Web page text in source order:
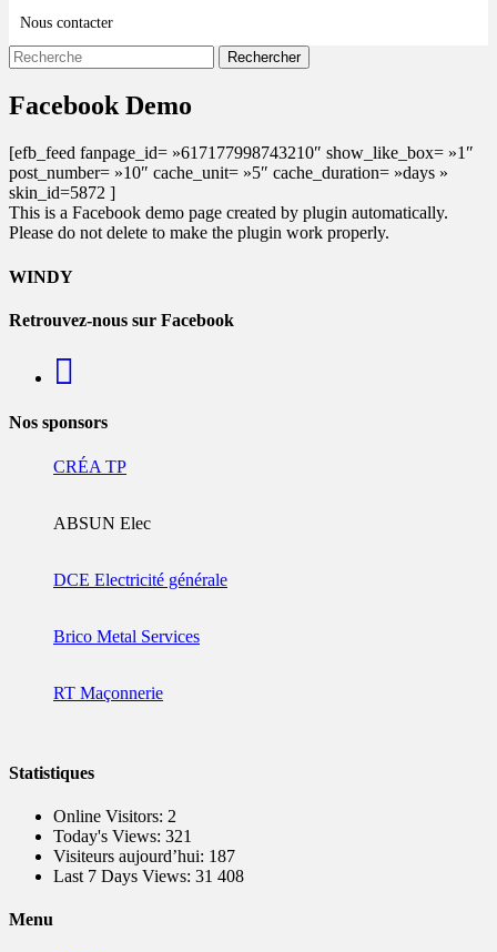
Nous contacter
Recherche
Rechercher :
Facebook Demo
[efb_feed fanpage_id= »617177998743210″ show_like_box= »1″
post_number= »10″ cache_unit= »5″ cache_duration= »days »
skin_id=5872 ]
This is a Facebook demo page created by plugin automatically.
Please do not delete to make the plugin work properly.
WINDY
Retrouvez-nous sur Facebook
Nos sponsors
CRÉA TP
ABSUN Elec
DCE Electricité générale
Brico Metal Services
RT Maçonnerie
Statistiques
Online Visitors: 2
Today's Views: 321
Visiteurs aujourd’hui: 187
Last 7 Days Views: 31 408
Menu